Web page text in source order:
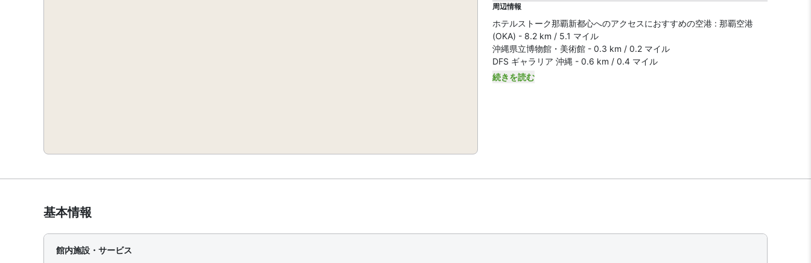
周辺情報
ホテルストーク那覇新都心へのアクセスにおすすめの空港 : 那覇空港
(OKA) - 8.2 km / 5.1 マイル
沖縄県立博物館・美術館 - 0.3 km / 0.2 マイル
DFS ギャラリア 沖縄 - 0.6 km / 0.4 マイル
続きを読む
基本情報
館内施設・サービス